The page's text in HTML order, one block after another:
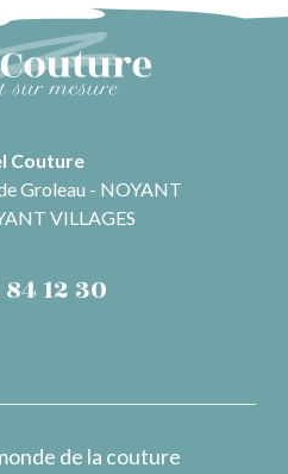
Couture
Groleau - NOYANT
VILLAGES
12 30
de la couture